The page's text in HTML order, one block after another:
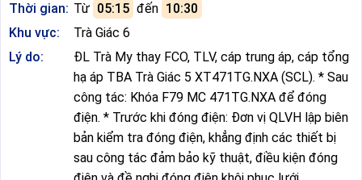
Thời gian: Từ 05:15 đến 10:30
Khu vực:
Trà Giác 6
Lý do:
ĐL Trà My thay FCO, TLV, cáp trung áp, cáp tổng
hạ áp TBA Trà Giác 5 XT471TG.NXA (SCL). * Sau
công tác: Khóa F79 MC 471TG.NXA để đóng
điện. * Trước khi đóng điện: Đơn vị QLVH lập biên
bản kiểm tra đóng điện, khẳng định các thiết bị
sau công tác đảm bảo kỹ thuật, điều kiện đóng